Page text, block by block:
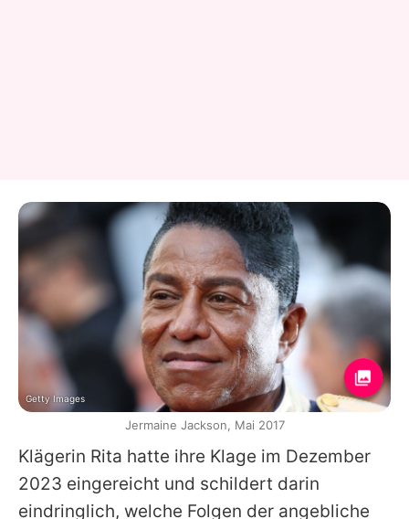
Klägerin Rita hatte ihre Klage im Dezember
2023 eingereicht und schildert darin
eindringlich, welche Folgen der angebliche
Getty Images
Jermaine Jackson, Mai 2017